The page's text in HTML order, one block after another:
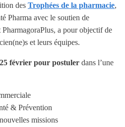
des Trophées de la pharmacie,
Pharma avec le soutien de
a pour objectif de
et leurs équipes.
février pour postuler dans l’une
& Prévention
missions